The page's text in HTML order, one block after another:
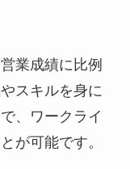
業成績に比例
スキルを身に
、ワークライ
が可能です。